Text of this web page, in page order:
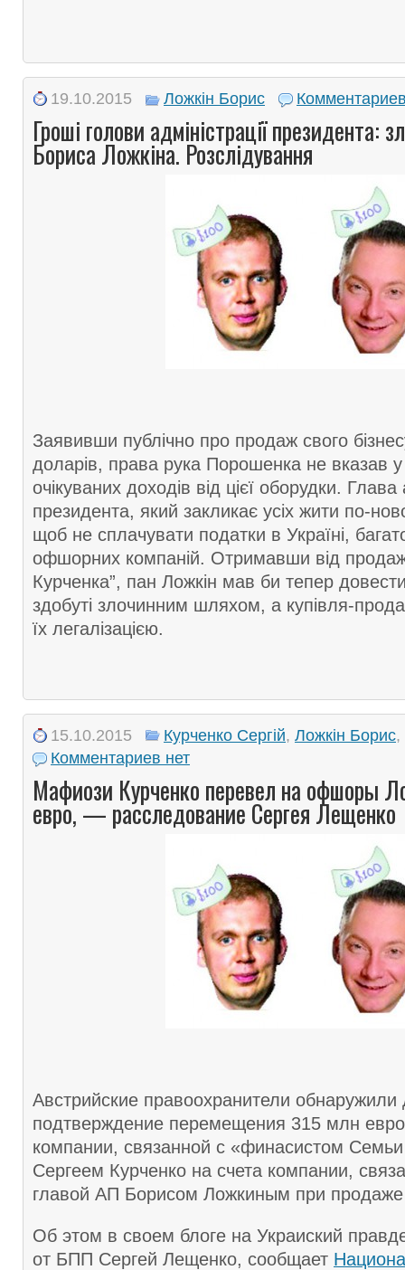
19.10.2015 Ложкін Борис
Гроші голови адміністрації президента:
Бориса Ложкіна. Розслідування
Заявивши публічно про продаж свого
доларів, права рука Порошенка не вказав у
очікуваних доходів від цієї оборудки. Глава
президента, який закликає усіх жити по-
щоб не сплачувати податки в Україні,
офшорних компаній. Отримавши від
Курченка”, пан Ложкін мав би тепер
здобуті злочинним шляхом, а купівля-
їх легалізацією.
15.10.2015 Курченко Сергій, Ложкін Борис,
Комментариев нет
Мафиози Курченко перевел на офшоры
евро, — расследование Сергея Лещенко
Австрийские правоохранители обнаружили
подтверждение перемещения 315 млн евро
компании, связанной с «финасистом
Сергеем Курченко на счета компании,
главой АП Борисом Ложкиным при
Об этом в своем блоге на Украиский
от БПП Сергей Лещенко, сообщает